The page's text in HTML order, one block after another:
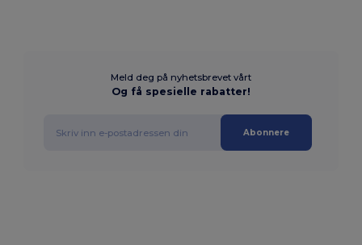
Meld deg på nyhetsbrevet vårt
Og få spesielle rabatter!
Abonnere